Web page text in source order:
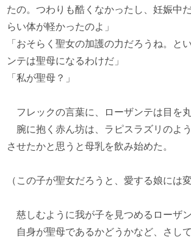
たの。つわりも酷くなかったし、妊娠中
らい体が軽かったのよ」
「おそらく聖女の加護の力だろうね。と
ンテは聖母になるわけだ」
「私が聖母？」
フレックの言葉に、ローザンテは目を丸
腕に抱く赤ん坊は、ラピスラズリのよ
させたかと思うと母乳を飲み始めた。
（この子が聖女だろうと、愛する娘には
慈しむように我が子を見つめるローザ
自身が聖母であるかどうかなど、さし